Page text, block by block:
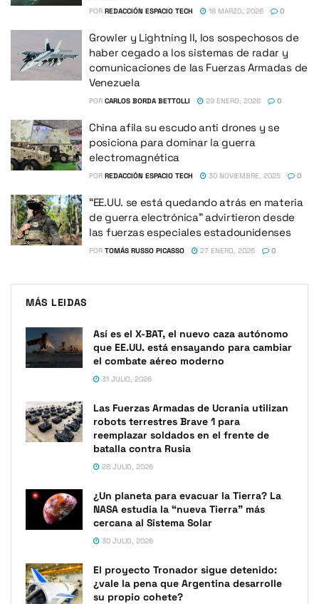
POR REDACCIÓN ESPACIO TECH 18 MARZO, 2026 0
Growler y Lightning II, los sospechosos de
haber cegado a los sistemas de radar y
comunicaciones de las Fuerzas Armadas de
Venezuela
POR CARLOS BORDA BETTOLLI 29 ENERO, 2026 0
China afila su escudo anti drones y se
posiciona para dominar la guerra
electromagnética
POR REDACCIÓN ESPACIO TECH 30 NOVIEMBRE, 2025 0
“EE.UU. se está quedando atrás en materia
de guerra electrónica” advirtieron desde
las fuerzas especiales estadounidenses
POR TOMÁS RUSSO PICASSO 27 ENERO, 2026 0
MÁS LEIDAS
Así es el X-BAT, el nuevo caza autónomo
que EE.UU. está ensayando para cambiar
el combate aéreo moderno
31 JULIO, 2026
Las Fuerzas Armadas de Ucrania utilizan
robots terrestres Brave 1 para
reemplazar soldados en el frente de
batalla contra Rusia
28 JULIO, 2026
¿Un planeta para evacuar la Tierra? La
NASA estudia la “nueva Tierra” más
cercana al Sistema Solar
30 JULIO, 2026
El proyecto Tronador sigue detenido:
¿vale la pena que Argentina desarrolle
su propio cohete?